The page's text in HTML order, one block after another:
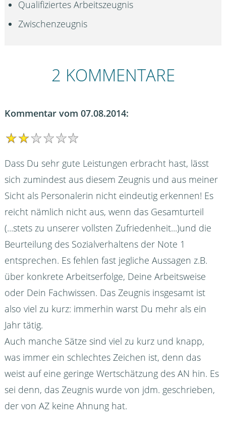
Qualifiziertes Arbeitszeugnis
Zwischenzeugnis
2 KOMMENTARE
Kommentar vom 07.08.2014:
Dass Du sehr gute Leistungen erbracht hast, lässt
sich zumindest aus diesem Zeugnis und aus meiner
Sicht als Personalerin nicht eindeutig erkennen! Es
reicht nämlich nicht aus, wenn das Gesamturteil
(...stets zu unserer vollsten Zufriedenheit...)und die
Beurteilung des Sozialverhaltens der Note 1
entsprechen. Es fehlen fast jegliche Aussagen z.B.
über konkrete Arbeitserfolge, Deine Arbeitsweise
oder Dein Fachwissen. Das Zeugnis insgesamt ist
also viel zu kurz: immerhin warst Du mehr als ein
Jahr tätig.
Auch manche Sätze sind viel zu kurz und knapp,
was immer ein schlechtes Zeichen ist, denn das
weist auf eine geringe Wertschätzung des AN hin. Es
sei denn, das Zeugnis wurde von jdm. geschrieben,
der von AZ keine Ahnung hat.